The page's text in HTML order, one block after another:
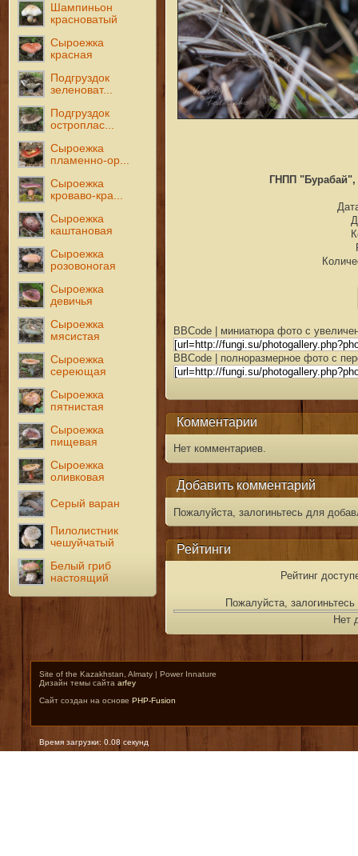
Шампиньон
красноватый
Сыроежка
красная
Подгруздок
зеленоват...
Подгруздок
остроплас...
Сыроежка
пламенно-ор...
Сыроежка
кроваво-кра...
Сыроежка
каштановая
Сыроежка
розовоногая
Сыроежка
девичья
Сыроежка
мясистая
Сыроежка
сереющая
Сыроежка
пятнистая
Сыроежка
пищевая
Сыроежка
оливковая
Серый варан
Пилолистник
чешуйчатый
Белый гриб
настоящий
ГНПП "Бурабай",
BBCode | миниатюра фото с
BBCode | полноразмерное фото с
Комментарии
Нет комментариев.
Добавить комментарий
Пожалуйста, залогиньтесь для
Рейтинги
Рейтинг
Пожалуйста,
Нет
Site of the Kazakhstan, Almaty | Power Innature
Дизайн темы сайта arfey
Сайт создан на основе PHP-Fusion
Время загрузки: 0.08 секунд